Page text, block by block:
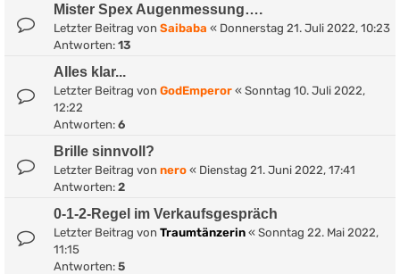
Mister Spex Augenmessung….
Letzter Beitrag von Saibaba « Donnerstag 21. Juli 2022, 10:23
Antworten: 13
Alles klar...
Letzter Beitrag von GodEmperor « Sonntag 10. Juli 2022,
12:22
Antworten: 6
Brille sinnvoll?
Letzter Beitrag von nero « Dienstag 21. Juni 2022, 17:41
Antworten: 2
0-1-2-Regel im Verkaufsgespräch
Letzter Beitrag von Traumtänzerin « Sonntag 22. Mai 2022,
11:15
Antworten: 5